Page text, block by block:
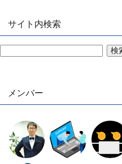
サイト内検索
検
メンバー